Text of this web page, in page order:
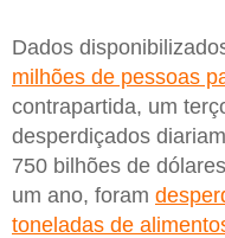
Dados
milhões de pessoas
contrapartida, um
desperdiçados
750 bilhões de
um ano, foram
toneladas de